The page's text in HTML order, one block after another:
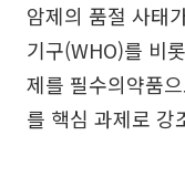
암제의 품절 사태
기구(WHO)를 비
제를 필수의약품
를 핵심 과제로 강